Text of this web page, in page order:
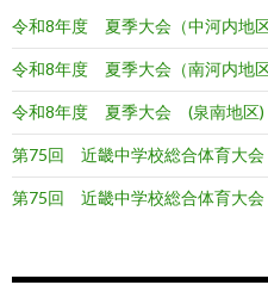
令和8年度 夏季大会（中河内地区
令和8年度 夏季大会（南河内地区
令和8年度 夏季大会 (泉南地区)
第75回 近畿中学校総合体育大会
第75回 近畿中学校総合体育大会